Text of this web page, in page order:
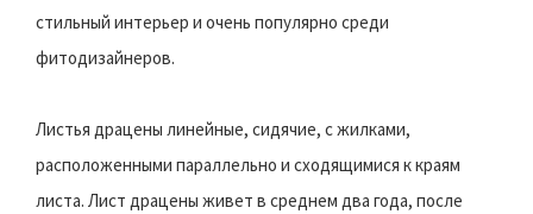
стильный интерьер и очень популярно среди
фитодизайнеров.
Листья драцены линейные, сидячие, с жилками,
расположенными параллельно и сходящимися к краям
листа. Лист драцены живет в среднем два года, после